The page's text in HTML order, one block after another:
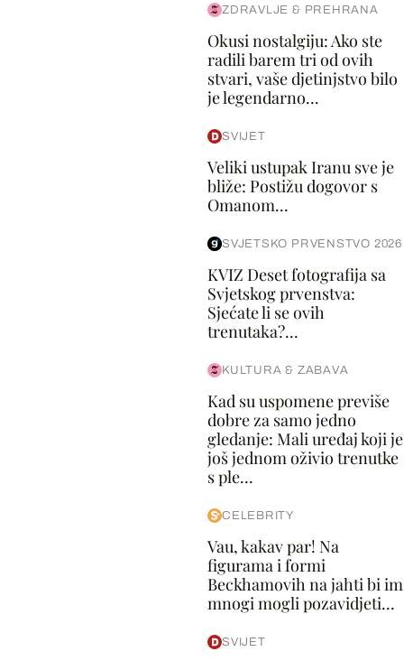
ZDRAVLJE & PREHRANA
Okusi nostalgiju: Ako ste
radili barem tri od ovih
stvari, vaše djetinjstvo bilo
je legendarno...
SVIJET
Veliki ustupak Iranu sve je
bliže: Postižu dogovor s
Omanom...
SVJETSKO PRVENSTVO 2026
KVIZ Deset fotografija sa
Svjetskog prvenstva:
Sjećate li se ovih
trenutaka?...
KULTURA & ZABAVA
Kad su uspomene previše
dobre za samo jedno
gledanje: Mali uređaj koji je
još jednom oživio trenutke
s ple...
CELEBRITY
Vau, kakav par! Na
figurama i formi
Beckhamovih na jahti bi im
mnogi mogli pozavidjeti...
SVIJET